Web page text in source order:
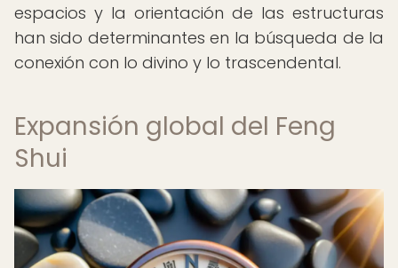
espacios y la orientación de las estructuras
han sido determinantes en la búsqueda de la
conexión con lo divino y lo trascendental.
Expansión global del Feng
Shui